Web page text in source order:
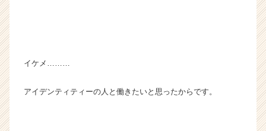
イケメ………
アイデンティティーの人と働きたいと思ったからです。